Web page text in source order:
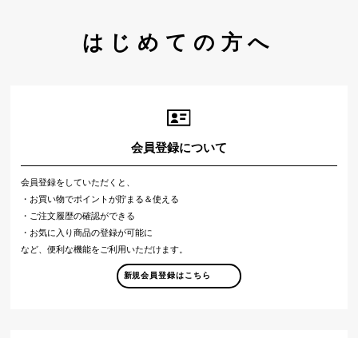
はじめての方へ
会員登録について
会員登録をしていただくと、
・お買い物でポイントが貯まる＆使える
・ご注文履歴の確認ができる
・お気に入り商品の登録が可能に
など、便利な機能をご利用いただけます。
新規会員登録はこちら